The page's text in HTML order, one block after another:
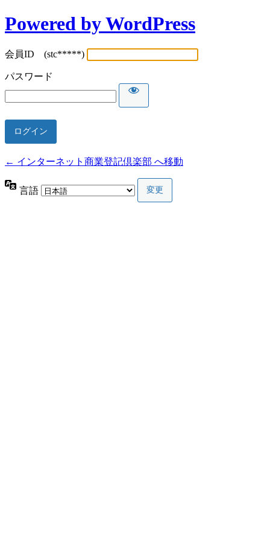
Powered by WordPress
会員ID (stc*****)
パスワード
← インターネット商業登記倶楽部 へ移動
言語